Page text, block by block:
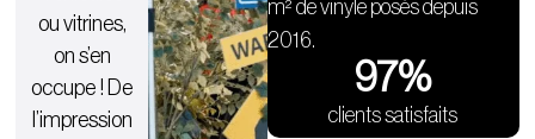
ou vitrines,
on s’en
occupe ! De
l’impression
m² de vinyle posés depuis
2016.
clients satisfaits
98%